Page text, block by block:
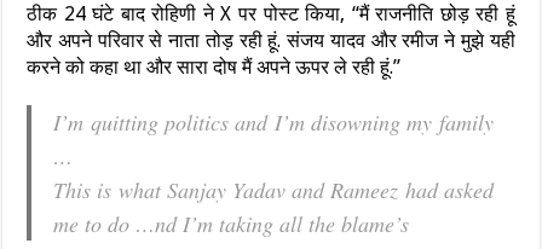
ठीक 24 घंटे बाद रोहिणी ने X पर पोस्ट किया, “मैं राजनीति छोड़ रही हूं
और अपने परिवार से नाता तोड़ रही हूं. संजय यादव और रमीज ने मुझे यही
करने को कहा था और सारा दोष मैं अपने ऊपर ले रही हूं.”
I’m quitting politics and I’m disowning my family
…
This is what Sanjay Yadav and Rameez had asked
me to do …nd I’m taking all the blame’s